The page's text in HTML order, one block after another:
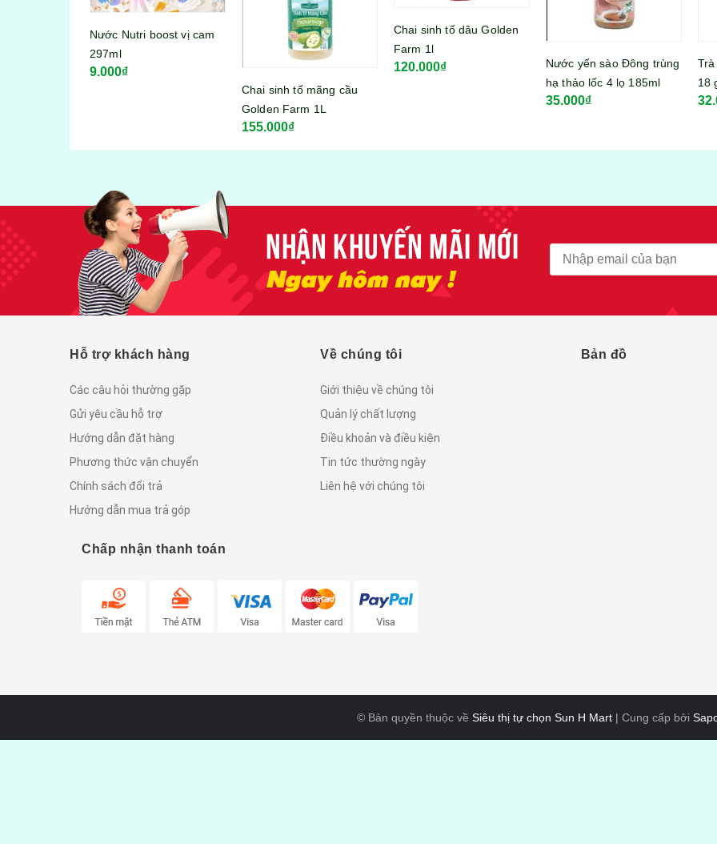
Chai sinh tố dâu Golden
120.000₫
Nước yến sào Đông trùng
Trà dâu hoà tan Cozy hộp
18 gói 270gram
32.000₫
Hỗ trợ khách hàng
Các câu hỏi thường gặp
Gửi yêu cầu hỗ trợ
Hướng dẫn đặt hàng
Phương thức vận chuyển
Chính sách đổi trả
Hướng dẫn mua trả góp
Về chúng tôi
Giới thiệu về chúng tôi
Quản lý chất lượng
Điều khoản và điều kiện
Tin tức thường ngày
Liên hệ với chúng tôi
Chấp nhận thanh toán
Bản đồ
© Bản quyền thuộc về Siêu thị tự chọn Sun H Mart| Cung cấp bởi